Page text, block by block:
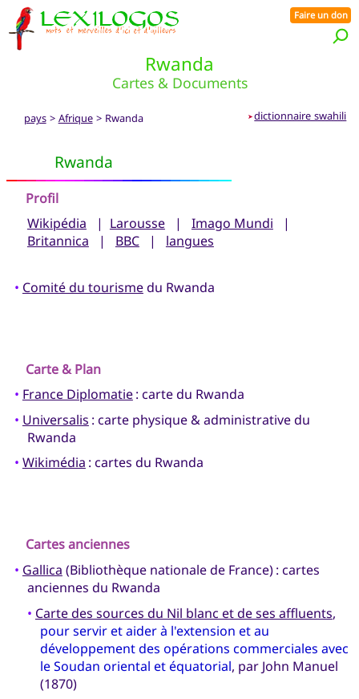
Rwanda
Cartes & Documents
Faire un don
pays> Afrique> Rwanda ➤dictionnaire swahili
Rwanda
Profil
Wikipédia | Larousse | Imago Mundi |
Britannica | BBC| langues
• Comité du tourismedu Rwanda
Carte & Plan
• France Diplomatie: carte du Rwanda
• Universalis : carte physique & administrative du
Rwanda
• Wikimédia : cartes du Rwanda
Cartes anciennes
• Gallica (Bibliothèque nationale de France) : cartes
anciennes du Rwanda
• Carte des sources du Nil blanc et de ses affluents,
pour servir et aider à l'extension et au
développement des opérations commerciales avec
le Soudan oriental et équatorial, par John Manuel
(1870)